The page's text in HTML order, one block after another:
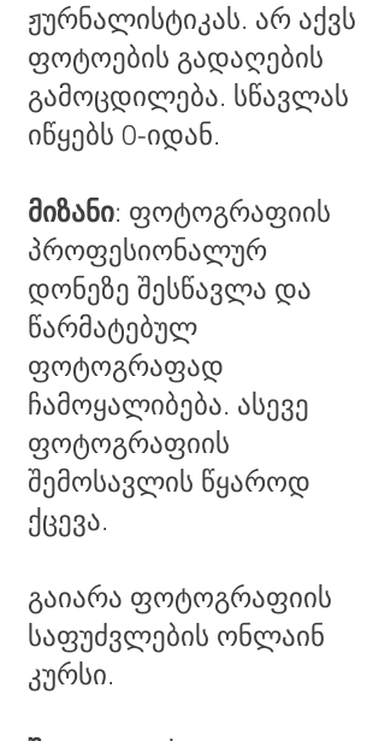
ჟურნალისტიკას. არ აქვს
ფოტოების გადაღების
გამოცდილება. სწავლას
იწყებს 0-იდან.
მიზანი: ფოტოგრაფიის
პროფესიონალურ
დონეზე შესწავლა და
წარმატებულ
ფოტოგრაფად
ჩამოყალიბება. ასევე
ფოტოგრაფიის
შემოსავლის წყაროდ
ქცევა.
გაიარა ფოტოგრაფიის
საფუძვლების ონლაინ
კურსი.